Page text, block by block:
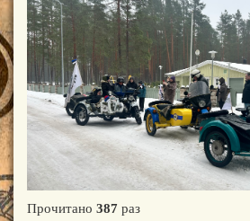
Прочитано 387 раз